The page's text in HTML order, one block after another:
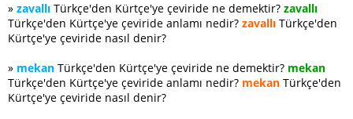
» zavallı Türkçe'den Kürtçe'ye çeviride ne demektir? zavallı
Türkçe'den Kürtçe'ye çeviride anlamı nedir? zavallı Türkçe'den
Kürtçe'ye çeviride nasıl denir?
» mekan Türkçe'den Kürtçe'ye çeviride ne demektir? mekan
Türkçe'den Kürtçe'ye çeviride anlamı nedir? mekan Türkçe'den
Kürtçe'ye çeviride nasıl denir?